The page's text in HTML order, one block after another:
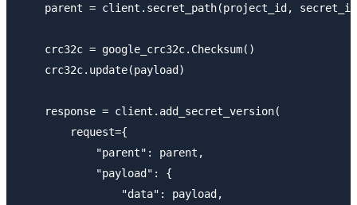
parent = client.secret_path(project_id,
    crc32c = google_crc32c.Checksum()
    crc32c.update(payload)
    response = client.add_secret_version(
        request={
            "parent": parent,
            "payload": {
                "data": payload,